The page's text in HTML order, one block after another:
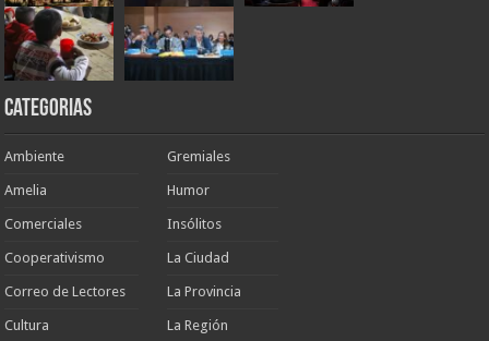
Categorias
Ambiente
Amelia
Comerciales
Cooperativismo
Correo de Lectores
Cultura
Gremiales
Humor
Insólitos
La Ciudad
La Provincia
La Región